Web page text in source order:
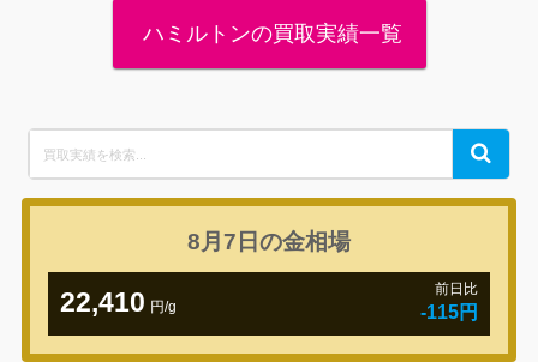
ハミルトンの買取実績一覧
for:
Search
8月7日の金相場
22,410 円/g
前日比
-115円